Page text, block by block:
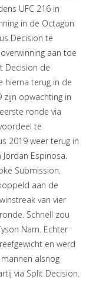
UFC 216 in
in de Octagon
Decision te
aan toe
Decision de
hierna terug in de
zijn opwachting in
ronde via
te
2019 weer terug in
Espinosa.
Submission.
aan de
van vier
Schnell zou
Nam. Echter
en werd
alsnog
via Split Decision.